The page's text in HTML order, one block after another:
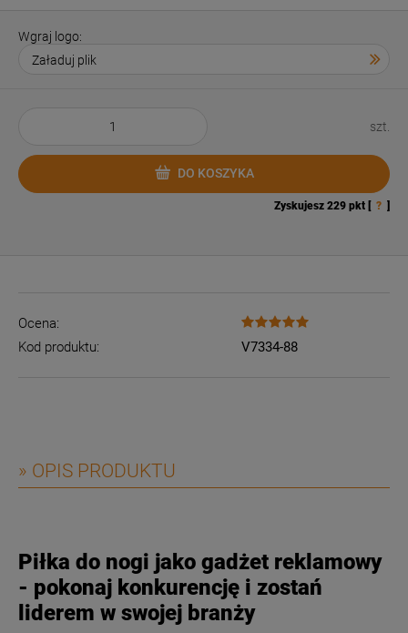
Wgraj logo:
szt.
DO KOSZYKA
Zyskujesz 229 pkt [ ? ]
Ocena:
Kod produktu:
V7334-88
» OPIS PRODUKTU
Piłka do nogi jako gadżet reklamowy
- pokonaj konkurencję i zostań
liderem w swojej branży